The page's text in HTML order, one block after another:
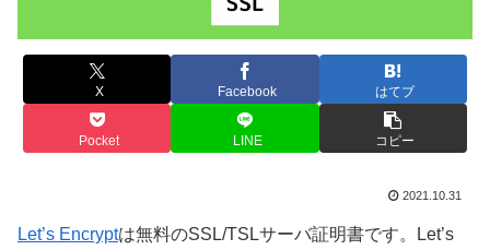
X Facebook はてブ
Pocket LINE コピー
2021.10.31
Let’s Encryptは無料のSSL/TSLサーバ証明書です。Let’s